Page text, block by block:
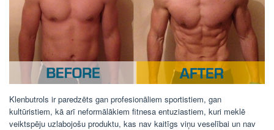
Klenbutrols ir paredzēts gan profesionāliem sportistiem, gan
kultūristiem, kā arī neformālākiem fitnesa entuziastiem, kuri meklē
veiktspēju uzlabojošu produktu, kas nav kaitīgs viņu veselībai un nav